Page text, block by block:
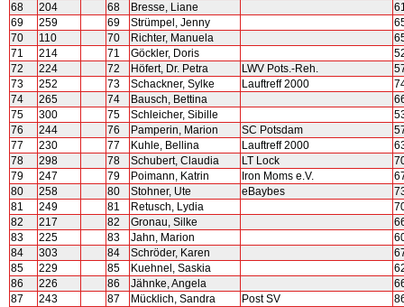
68
204 68 Bresse, Liane
69
259 69 Strümpel, Jenny
70
110 70 Richter, Manuela
71
214 71 Göckler, Doris
72
224 72 Höfert, Dr. Petra LWV Pots.-Reh.
73
252 73 Schackner, Sylke Lauftreff 2000
74
265 74 Bausch, Bettina
75
300 75 Schleicher, Sibille
76
244 76 Pamperin, Marion SC Potsdam
77
230 77 Kuhle, Bellina Lauftreff 2000
78
298 78 Schubert, Claudia LT Lock
79
247 79 Poimann, Katrin Iron Moms e.V.
80
258 80 Stohner, Ute eBaybes
81
249 81 Retusch, Lydia
82
217 82 Gronau, Silke
83
225 83 Jahn, Marion
84
303 84 Schröder, Karen
85
229 85 Kuehnel, Saskia
86
226 86 Jähnke, Angela
87
243 87 Mücklich, Sandra Post SV